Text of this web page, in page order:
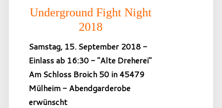
Underground Fight Night
2018
Samstag, 15. September 2018 -
Einlass ab 16:30 - "Alte Dreherei"
Am Schloss Broich 50 in 45479
Mülheim - Abendgarderobe
erwünscht